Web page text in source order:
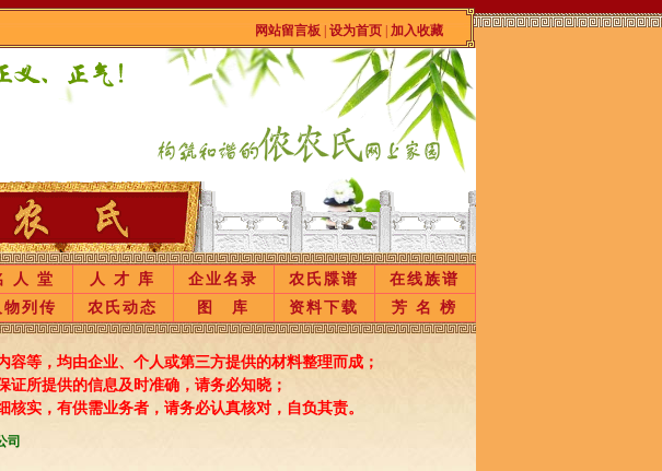
网站留言板| 设为首页| 加入收藏
人 堂 人 才 库 企业名录 农氏牒谱
在线族谱
物列传 农氏动态 图 库 资料下载 芳 名 榜
等，均由企业、个人或第三方提供的材料整理而成；
提供的信息及时准确，请务必知晓；
，有供需业务者，请务必认真核对，自负其责。
司